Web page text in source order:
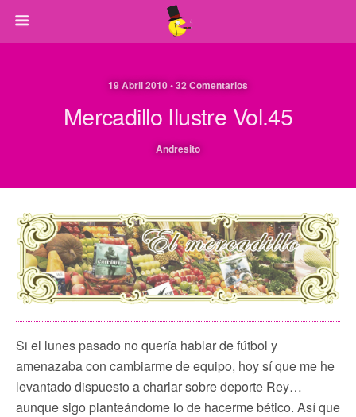
19 Abril 2010 • 32 Comentarios
Mercadillo Ilustre Vol.45
Andresito
Si el lunes pasado no quería hablar de fútbol y
amenazaba con cambiarme de equipo, hoy sí que me he
levantado dispuesto a charlar sobre deporte Rey…
aunque sigo planteándome lo de hacerme bético. Así que